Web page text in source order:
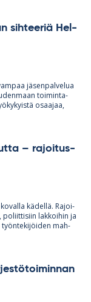
sih­tee­riä Hel­
jä­sen­pal­ve­lua
toi­minta-
osaa­jaa,
– ra­joi­tus­
kä­dellä. Ra­joi­
po­liit­ti­siin lak­koi­hin ja
työn­te­ki­jöi­den mah­